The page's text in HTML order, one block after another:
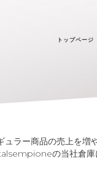
トップページ
ラー商品の売上を増
の当社倉庫